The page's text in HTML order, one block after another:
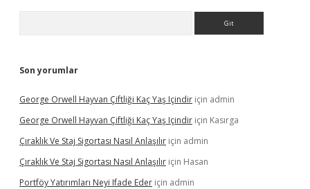
Son yorumlar
George Orwell Hayvan Çiftliği Kaç Yaş Içindir için admin
George Orwell Hayvan Çiftliği Kaç Yaş Içindir için Kasırga
Çıraklık Ve Staj Sigortası Nasıl Anlaşılır için admin
Çıraklık Ve Staj Sigortası Nasıl Anlaşılır için Hasan
Portföy Yatırımları Neyi Ifade Eder için admin